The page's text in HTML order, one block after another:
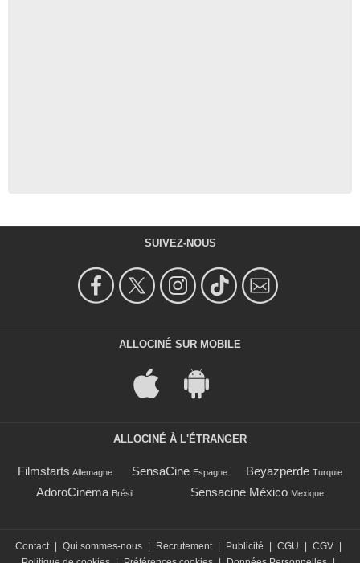
SUIVEZ-NOUS
ALLOCINÉ SUR MOBILE
ALLOCINÉ À L'ÉTRANGER
Filmstarts Allemagne SensaCine Espagne Beyazperde Turquie
AdoroCinema Brésil Sensacine México Mexique
Contact | Qui sommes-nous | Recrutement | Publicité | CGU | CGV |